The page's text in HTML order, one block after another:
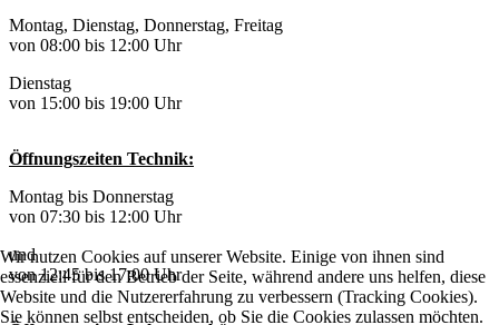
Montag, Dienstag, Donnerstag, Freitag
von 08:00 bis 12:00 Uhr
Dienstag
von 15:00 bis 19:00 Uhr
Öffnungszeiten Technik:
Montag bis Donnerstag
von 07:30 bis 12:00 Uhr
und
von 12:45 bis 17:00 Uhr
Wir nutzen Cookies auf unserer Website. Einige von ihnen sind
essenziell für den Betrieb der Seite, während andere uns helfen, diese
Website und die Nutzererfahrung zu verbessern (Tracking Cookies).
Sie können selbst entscheiden, ob Sie die Cookies zulassen möchten.